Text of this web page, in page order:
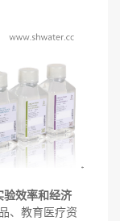
验效率和经济
、教育医疗资